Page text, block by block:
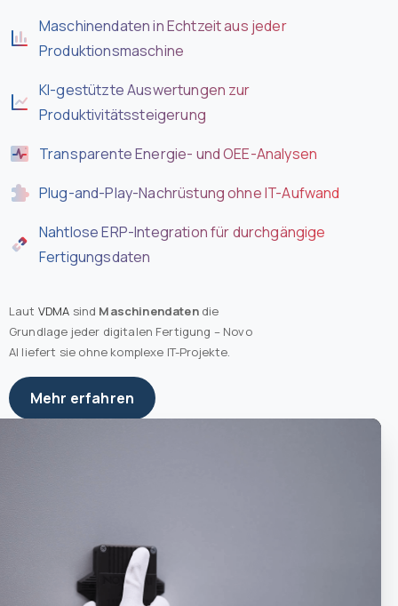
Maschinendaten in Echtzeit aus jeder
Produktionsmaschine
KI-gestützte Auswertungen zur
Produktivitätssteigerung
Transparente Energie- und OEE-Analysen
Plug-and-Play-Nachrüstung ohne IT-Aufwand
Nahtlose ERP-Integration für durchgängige
Fertigungsdaten
Laut VDMA sind Maschinendatendie
Grundlage jeder digitalen Fertigung – Novo
AI liefert sie ohne komplexe IT-Projekte.
Mehr erfahren